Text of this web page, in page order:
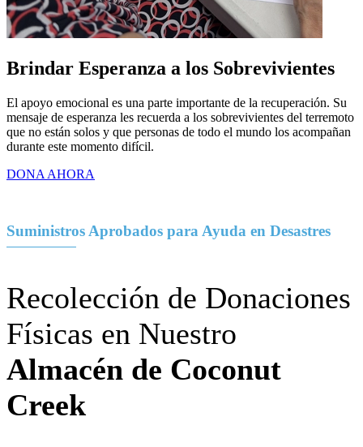
Brindar Esperanza a los Sobrevivientes
El apoyo emocional es una parte importante de la recuperación. Su
mensaje de esperanza les recuerda a los sobrevivientes del terremoto
que no están solos y que personas de todo el mundo los acompañan
durante este momento difícil.
DONA AHORA
Suministros Aprobados para Ayuda en Desastres
Recolección de Donaciones
Físicas en Nuestro
Almacén de Coconut
Creek